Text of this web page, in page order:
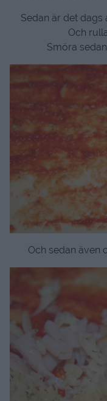
Sedan är det dags
Och
Smöra
Och sedan även